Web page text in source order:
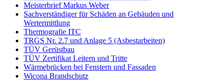
Meisterbrief Markus Weber
Sachverständiger für Schäden an Gebäuden und
Wertermittlung
Thermografie ITC
TRGS Nr. 2.7 und Anlage 5 (Asbestarbeiten)
TÜV Gerüstbau
TÜV Zertifikat Leitern und Tritte
Wärmebrücken bei Fenstern und Fassaden
Wicona Brandschutz